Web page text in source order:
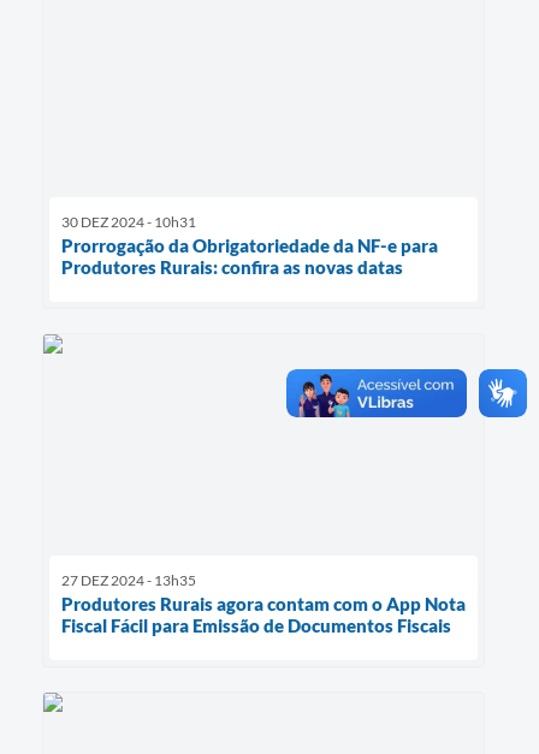
30 DEZ 2024 - 10h31
Prorrogação da Obrigatoriedade da NF-e para
Produtores Rurais: confira as novas datas
27 DEZ 2024 - 13h35
Produtores Rurais agora contam com o App Nota
Fiscal Fácil para Emissão de Documentos Fiscais